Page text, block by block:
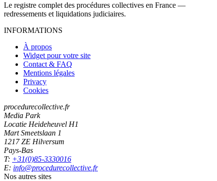
Le registre complet des procédures collectives en France —
redressements et liquidations judiciaires.
INFORMATIONS
À propos
Widget pour votre site
Contact & FAQ
Mentions légales
Privacy
Cookies
procedurecollective.fr
Media Park
Locatie Heideheuvel H1
Mart Smeetslaan 1
1217 ZE Hilversum
Pays-Bas
T: +31(0)85-3330016
E: info@procedurecollective.fr
Nos autres sites